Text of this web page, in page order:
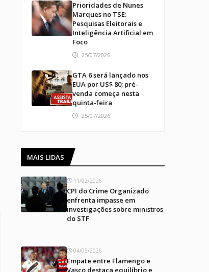
Prioridades de Nunes
Marques no TSE:
Pesquisas Eleitorais e
Inteligência Artificial em
Foco
25/07/2026
GTA 6 será lançado nos
EUA por US$ 80; pré-
venda começa nesta
quinta-feira
25/07/2026
MAIS LIDAS
11/02/2026
CPI do Crime Organizado
enfrenta impasse em
investigações sobre ministros
do STF
04/05/2026
Empate entre Flamengo e
Vasco destaca equilíbrio e